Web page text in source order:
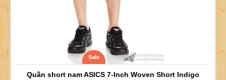
Sale
Quần short nam ASICS 7-Inch Woven Short Indigo